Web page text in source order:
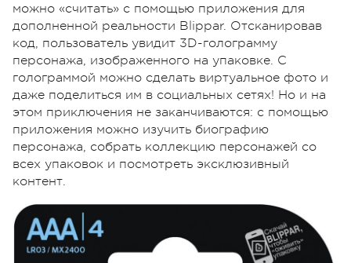
можно «считать» с помощью приложения для
дополненной реальности Blippar. Отсканировав
код, пользователь увидит 3D-голограмму
персонажа, изображенного на упаковке. С
голограммой можно сделать виртуальное фото и
даже поделиться им в социальных сетях! Но и на
этом приключения не заканчиваются: с помощью
приложения можно изучить биографию
персонажа, собрать коллекцию персонажей со
всех упаковок и посмотреть эксклюзивный
контент.